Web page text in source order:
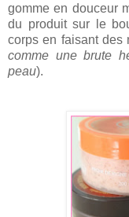
gomme en douceur
du produit sur le
corps en faisant des
comme une brute
peau).